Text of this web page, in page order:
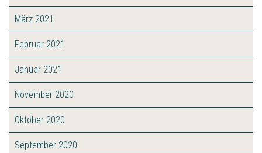
März 2021
Februar 2021
Januar 2021
November 2020
Oktober 2020
September 2020